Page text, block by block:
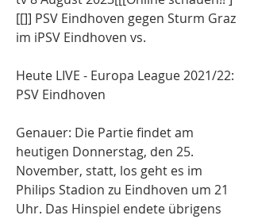
[[]] PSV Eindhoven gegen Sturm Graz
im iPSV Eindhoven vs.
Heute LIVE - Europa League 2021/22:
PSV Eindhoven
Genauer: Die Partie findet am
heutigen Donnerstag, den 25.
November, statt, los geht es im
Philips Stadion zu Eindhoven um 21
Uhr. Das Hinspiel endete übrigens